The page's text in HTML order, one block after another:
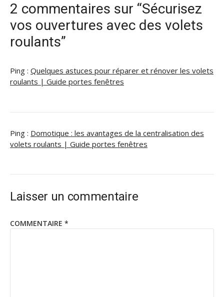
2 commentaires sur “Sécurisez
vos ouvertures avec des volets
roulants”
Ping : Quelques astuces pour réparer et rénover les volets
roulants | Guide portes fenêtres
Ping : Domotique : les avantages de la centralisation des
volets roulants | Guide portes fenêtres
Laisser un commentaire
COMMENTAIRE *